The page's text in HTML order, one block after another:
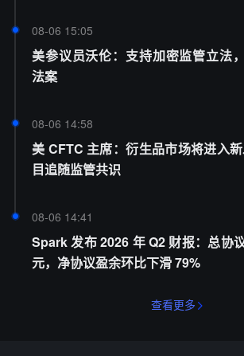
08-06 15:05
美参议员沃伦：支持加密监管立法
法案
08-06 14:58
美 CFTC 主席：衍生品市场将进入
目追随监管共识
08-06 14:41
Spark 发布 2026 年 Q2 财报：总协
元，净协议盈余环比下滑 79%
查看更多